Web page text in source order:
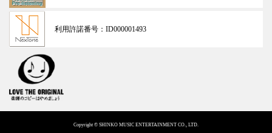
利用許諾番号： ID000001493
Copyright © SHINKO MUSIC ENTERTAINMENT CO., LTD.